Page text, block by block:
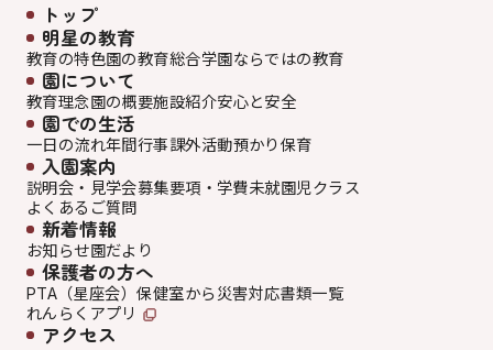
トップ
明星の教育
教育の特色園の教育総合学園ならではの教育
園について
教育理念園の概要施設紹介安心と安全
園での生活
一日の流れ年間行事課外活動預かり保育
入園案内
説明会・見学会募集要項・学費未就園児クラス
よくあるご質問
新着情報
お知らせ園だより
保護者の方へ
PTA（星座会）保健室から 災害対応書類一覧
れんらくアプリ
アクセス